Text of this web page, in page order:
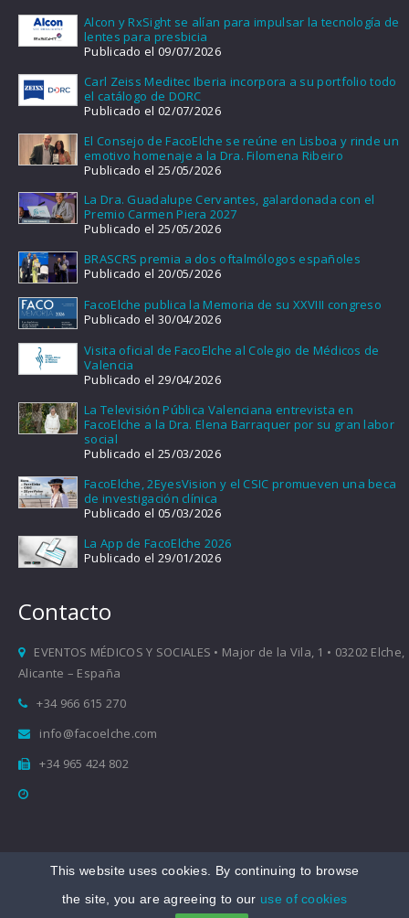
Alcon y RxSight se alían para impulsar la tecnología de
lentes para presbicia
Publicado el 09/07/2026
Carl Zeiss Meditec Iberia incorpora a su portfolio todo
el catálogo de DORC
Publicado el 02/07/2026
El Consejo de FacoElche se reúne en Lisboa y rinde un
emotivo homenaje a la Dra. Filomena Ribeiro
Publicado el 25/05/2026
La Dra. Guadalupe Cervantes, galardonada con el
Premio Carmen Piera 2027
Publicado el 25/05/2026
BRASCRS premia a dos oftalmólogos españoles
Publicado el 20/05/2026
FacoElche publica la Memoria de su XXVIII congreso
Publicado el 30/04/2026
Visita oficial de FacoElche al Colegio de Médicos de
Valencia
Publicado el 29/04/2026
La Televisión Pública Valenciana entrevista en
FacoElche a la Dra. Elena Barraquer por su gran labor
social
Publicado el 25/03/2026
FacoElche, 2EyesVision y el CSIC promueven una beca
de investigación clínica
Publicado el 05/03/2026
La App de FacoElche 2026
Publicado el 29/01/2026
Contacto
EVENTOS MÉDICOS Y SOCIALES • Major de la Vila, 1 • 03202 Elche,
Alicante – España
+34 966 615 270
info@facoelche.com
+34 965 424 802
Copyright © 2008-2026 FacoElche
This website uses cookies. By continuing to browse
the site, you are agreeing to our use of cookies